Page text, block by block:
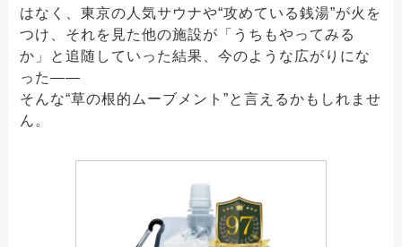
はなく、東京の人気サウナや“攻めている銭湯”が火を
つけ、それを見た他の施設が「うちもやってみる
か」と追随していった結果、今のような広がりにな
った――
そんな“草の根的ムーブメント”と言えるかもしれませ
ん。